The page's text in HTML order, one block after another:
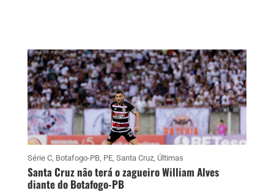
Série C, Botafogo-PB, PE, Santa Cruz, Últimas
Santa Cruz não terá o zagueiro William Alves
diante do Botafogo-PB